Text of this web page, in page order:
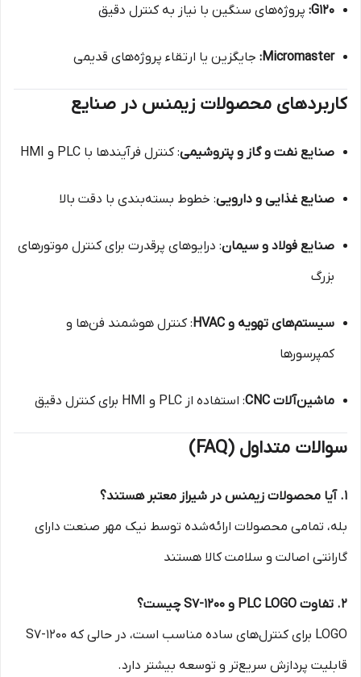
G120: پروژه‌های سنگین با نیاز به کنترل دقیق
Micromaster: جایگزین یا ارتقاء پروژه‌های قدیمی
کاربردهای محصولات زیمنس در صنایع
صنایع نفت و گاز و پتروشیمی: کنترل فرآیندها با PLC و HMI
صنایع غذایی و دارویی: خطوط بسته‌بندی با دقت بالا
صنایع فولاد و سیمان: درایوهای پرقدرت برای کنترل موتورهای
بزرگ
سیستم‌های تهویه و HVAC
: کنترل هوشمند فن‌ها و
کمپرسورها
ماشین‌آلات CNC : استفاده از PLC و HMI برای کنترل دقیق
سوالات متداول (FAQ)
۱. آیا محصولات زیمنس در شیراز معتبر هستند؟
بله، تمامی محصولات ارائه‌شده توسط نیک مهر صنعت دارای
گارانتی اصالت و سلامت کالا هستند
۲. تفاوت PLC LOGO و S7-1200 چیست؟
LOGO برای کنترل‌های ساده مناسب است، در حالی که S7-1200
قابلیت پردازش سریع‌تر و توسعه بیشتر دارد.